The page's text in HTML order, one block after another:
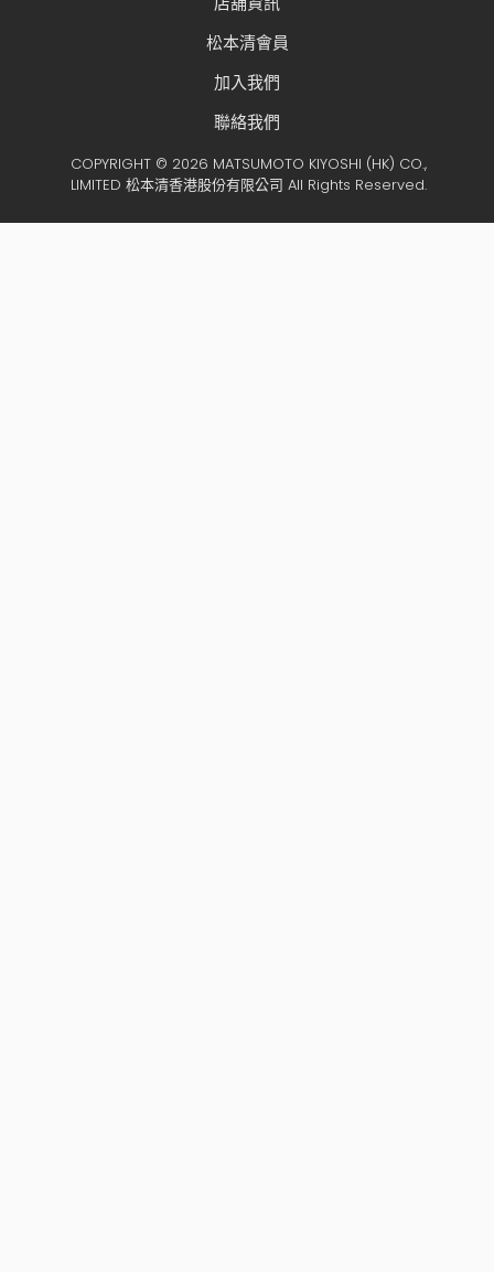
松本清會員
加入我們
聯絡我們
COPYRIGHT © 2026 MATSUMOTO KIYOSHI (HK) CO.,
LIMITED 松本清香港股份有限公司 All Rights Reserved.